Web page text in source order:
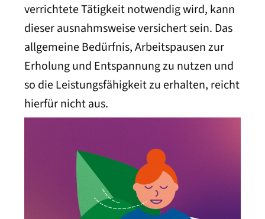
verrichtete Tätigkeit notwendig wird, kann
dieser ausnahmsweise versichert sein. Das
allgemeine Bedürfnis, Arbeitspausen zur
Erholung und Entspannung zu nutzen und
so die Leistungsfähigkeit zu erhalten, reicht
hierfür nicht aus.